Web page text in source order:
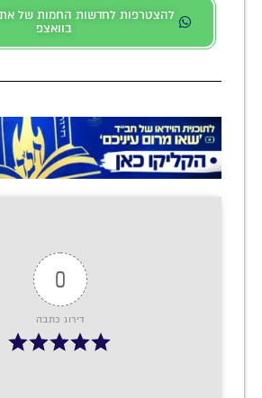
להצטרפות לחדשות החמות של
בוואצפ
0
דירוג כתבה